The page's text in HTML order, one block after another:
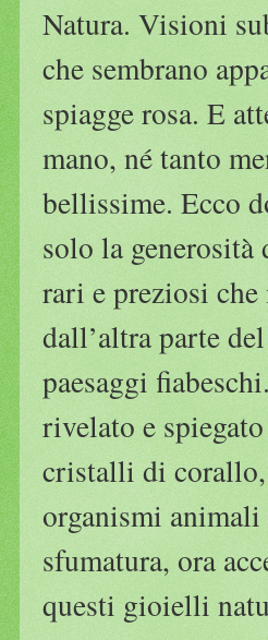
Natura. Visioni
che sembrano
spiagge rosa. E
mano, né tanto
bellissime. Ecco
solo la
rari e preziosi che
dall’altra parte
paesaggi
rivelato e
cristalli di
organismi
sfumatura, ora
questi gioielli